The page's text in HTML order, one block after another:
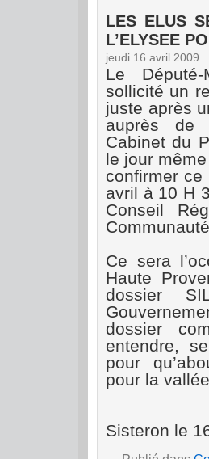
LES ELUS
L’ELYSEE
jeudi 16 avril 2009
Le
sollicité un
juste après
auprès de
Cabinet du
le jour
confirmer
avril à 10 H
Conseil
Ce sera
Haute
dossier
dossier
entendre,
pour
pour la
Sisteron le